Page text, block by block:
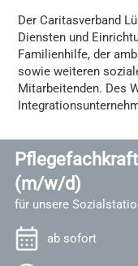
Der Caritasverband
Diensten und
Familienhilfe, der
sowie weiteren
Mitarbeitenden. Des
(m/w/d)
für unsere
ab sofort